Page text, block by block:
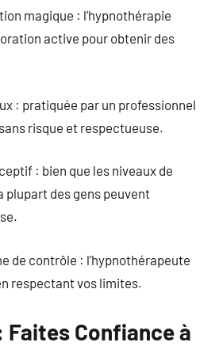
magique : l’hypnothérapie
active pour obtenir des
: pratiquée par un professionnel
risque et respectueuse.
: bien que les niveaux de
des gens peuvent
de contrôle : l’hypnothérapeute
respectant vos limites.
Faites Confiance à